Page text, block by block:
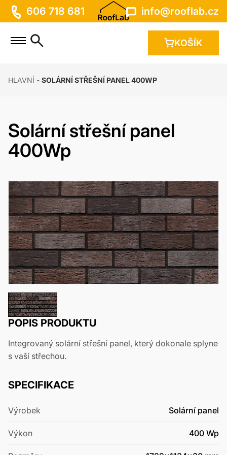
Rooflab
606 718 681
Rooflab
info@rooflab.cz
Otevřít hlavní menu
KOŠÍK
HLAVNÍ - SOLÁRNÍ STŘEŠNÍ PANEL 400WP
Solární střešní panel
400Wp
POPIS PRODUKTU
Integrovaný solární střešní panel, který dokonale splyne
s vaší střechou.
SPECIFIKACE
Výrobek Solární panel
Výkon 400 Wp